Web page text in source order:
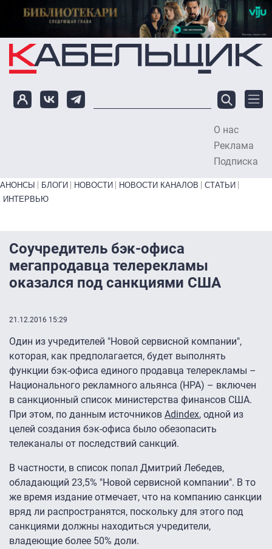
Перейти к основному содержанию
О нас
Реклама
Подписка
Primary links bottom
АНОНСЫ БЛОГИ НОВОСТИ НОВОСТИ КАНАЛОВ
СТАТЬИ
ИНТЕРВЬЮ
Соучредитель бэк-офиса
мегапродавца телерекламы
оказался под санкциями США
21.12.2016 15:29
Один из учредителей "Новой сервисной компании",
которая, как предполагается, будет выполнять
функции бэк-офиса единого продавца телерекламы –
Национального рекламного альянса (НРА) – включен
в санкционный список министерства финансов США.
При этом, по данным источников Adindex, одной из
целей создания бэк-офиса было обезопасить
телеканалы от последствий санкций.
В частности, в список попал Дмитрий Лебедев,
обладающий 23,5% "Новой сервисной компании". В то
же время издание отмечает, что на компанию санкции
вряд ли распространятся, поскольку для этого под
санкциями должны находиться учредители,
владеющие более 50% доли.